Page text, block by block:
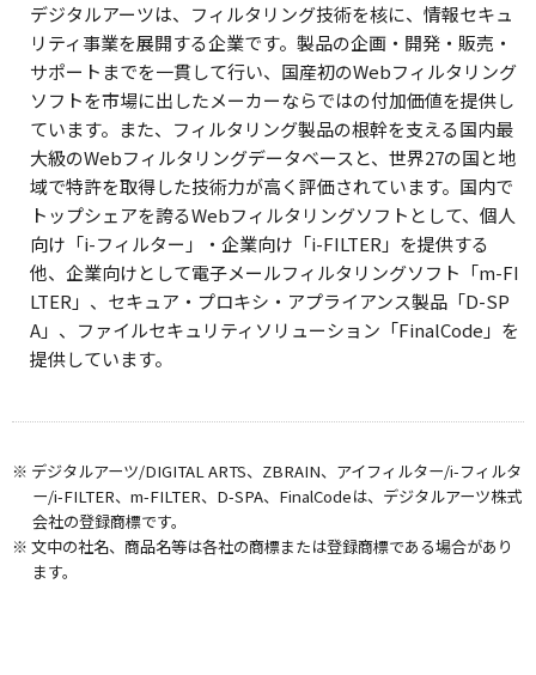
デジタルアーツは、フィルタリング技術を核に、情報セキュ
リティ事業を展開する企業です。製品の企画・開発・販売・
サポートまでを一貫して行い、国産初のWebフィルタリング
ソフトを市場に出したメーカーならではの付加価値を提供し
ています。また、フィルタリング製品の根幹を支える国内最
大級のWebフィルタリングデータベースと、世界27の国と地
域で特許を取得した技術力が高く評価されています。国内で
トップシェアを誇るWebフィルタリングソフトとして、個人
向け「i-フィルター」・企業向け「i-FILTER」を提供する
他、企業向けとして電子メールフィルタリングソフト「m-FI
LTER」、セキュア・プロキシ・アプライアンス製品「D-SP
A」、ファイルセキュリティソリューション「FinalCode」を
提供しています。
※ デジタルアーツ/DIGITAL ARTS、ZBRAIN、アイフィルター/i-フィルタ
ー/i-FILTER、m-FILTER、D-SPA、FinalCodeは、デジタルアーツ株式
会社の登録商標です。
※ 文中の社名、商品名等は各社の商標または登録商標である場合があり
ます。